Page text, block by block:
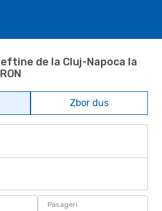
de la Cluj-Napoca la
Zbor dus
Pasageri